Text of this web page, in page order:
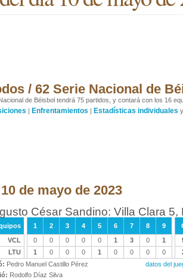
/ 62 Serie Nacional de
de Béisbol tendrá 75 partidos, y contará con los 16
| Enfrentamientos | Estadísticas individuales
de mayo de 2023
César Sandino: Villa Clara 5,
1 2 3 4 5 6 7 8 9
VCL
0 0 0 0 0 1 3 0 1
LTU
1 0 0 0 1 0 0 0 0
datos del
Pedro Manuel Castillo Pérez
Rodolfo Díaz Silva